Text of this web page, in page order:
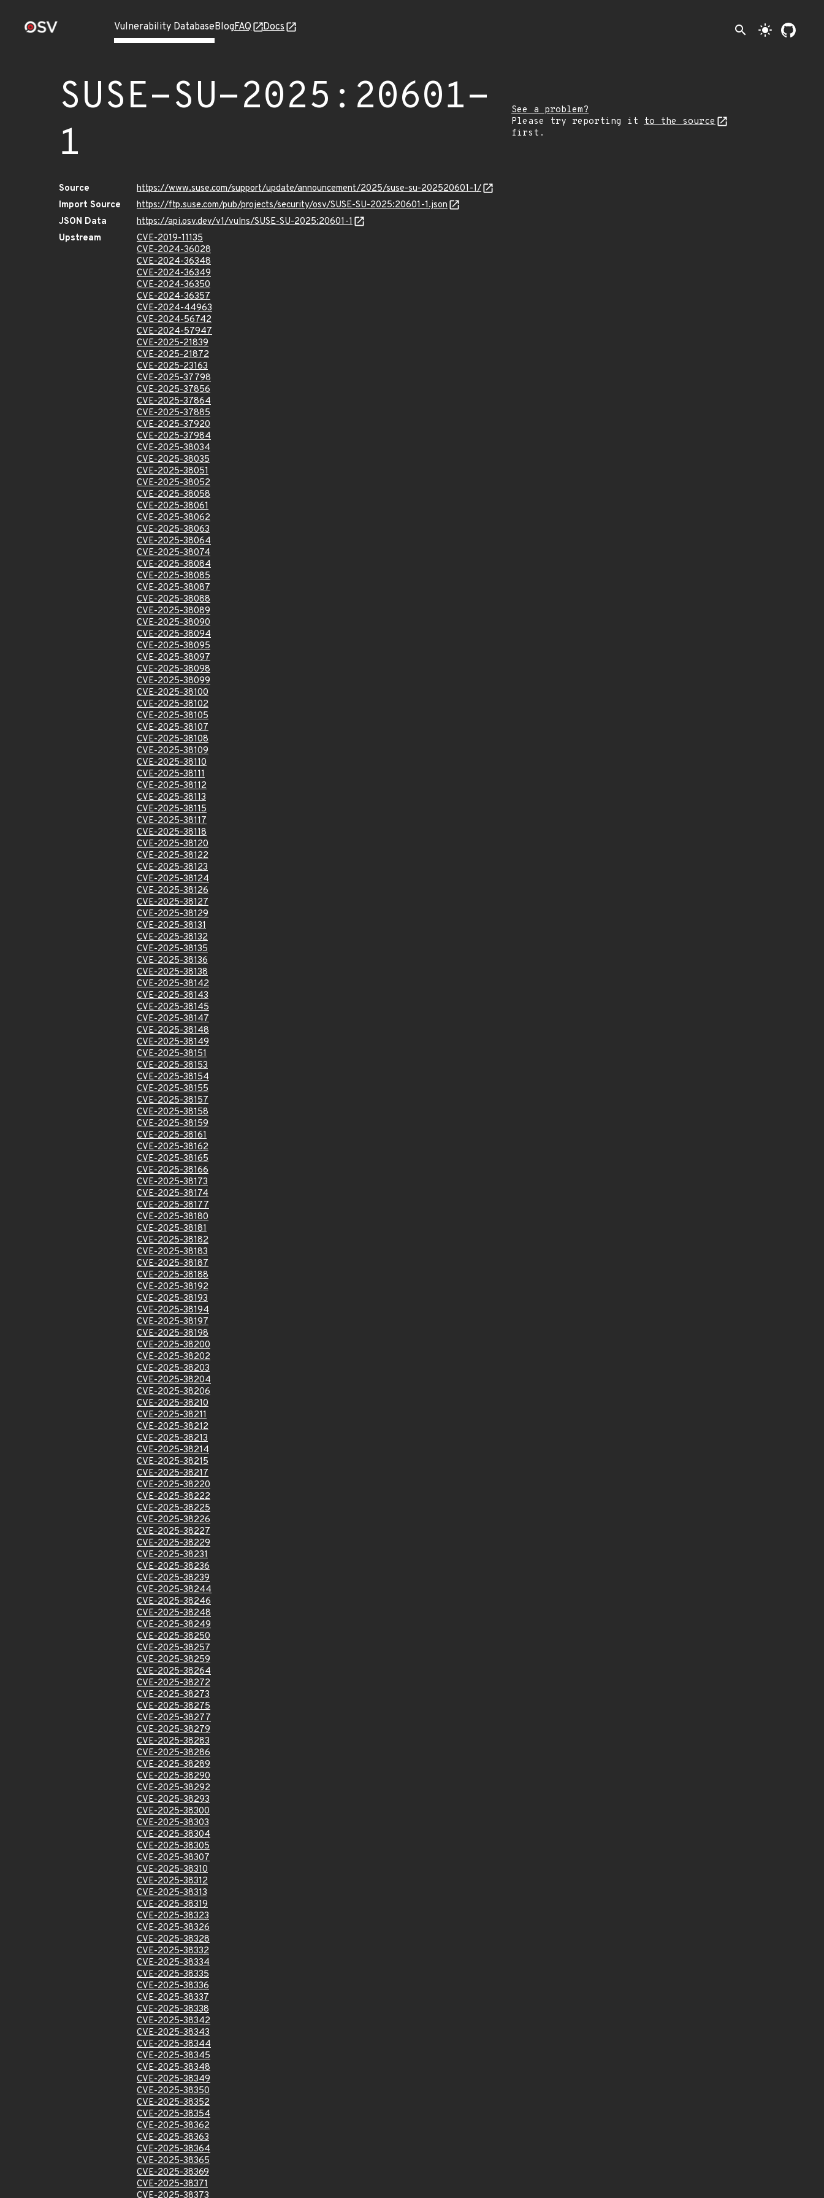
Vulnerability DatabaseBlogFAQ Docs search light_mode
SUSE-SU-2025:20601-
1
See a problem?
Please try reporting it
to the source
first.
Source
https://www.suse.com/support/update/announcement/2025/suse-su-202520601-1/
Import Source
https://ftp.suse.com/pub/projects/security/osv/SUSE-SU-2025:20601-1.json
JSON Data
https://api.osv.dev/v1/vulns/SUSE-SU-2025:20601-1
Upstream
CVE-2019-11135
CVE-2024-36028
CVE-2024-36348
CVE-2024-36349
CVE-2024-36350
CVE-2024-36357
CVE-2024-44963
CVE-2024-56742
CVE-2024-57947
CVE-2025-21839
CVE-2025-21872
CVE-2025-23163
CVE-2025-37798
CVE-2025-37856
CVE-2025-37864
CVE-2025-37885
CVE-2025-37920
CVE-2025-37984
CVE-2025-38034
CVE-2025-38035
CVE-2025-38051
CVE-2025-38052
CVE-2025-38058
CVE-2025-38061
CVE-2025-38062
CVE-2025-38063
CVE-2025-38064
CVE-2025-38074
CVE-2025-38084
CVE-2025-38085
CVE-2025-38087
CVE-2025-38088
CVE-2025-38089
CVE-2025-38090
CVE-2025-38094
CVE-2025-38095
CVE-2025-38097
CVE-2025-38098
CVE-2025-38099
CVE-2025-38100
CVE-2025-38102
CVE-2025-38105
CVE-2025-38107
CVE-2025-38108
CVE-2025-38109
CVE-2025-38110
CVE-2025-38111
CVE-2025-38112
CVE-2025-38113
CVE-2025-38115
CVE-2025-38117
CVE-2025-38118
CVE-2025-38120
CVE-2025-38122
CVE-2025-38123
CVE-2025-38124
CVE-2025-38126
CVE-2025-38127
CVE-2025-38129
CVE-2025-38131
CVE-2025-38132
CVE-2025-38135
CVE-2025-38136
CVE-2025-38138
CVE-2025-38142
CVE-2025-38143
CVE-2025-38145
CVE-2025-38147
CVE-2025-38148
CVE-2025-38149
CVE-2025-38151
CVE-2025-38153
CVE-2025-38154
CVE-2025-38155
CVE-2025-38157
CVE-2025-38158
CVE-2025-38159
CVE-2025-38161
CVE-2025-38162
CVE-2025-38165
CVE-2025-38166
CVE-2025-38173
CVE-2025-38174
CVE-2025-38177
CVE-2025-38180
CVE-2025-38181
CVE-2025-38182
CVE-2025-38183
CVE-2025-38187
CVE-2025-38188
CVE-2025-38192
CVE-2025-38193
CVE-2025-38194
CVE-2025-38197
CVE-2025-38198
CVE-2025-38200
CVE-2025-38202
CVE-2025-38203
CVE-2025-38204
CVE-2025-38206
CVE-2025-38210
CVE-2025-38211
CVE-2025-38212
CVE-2025-38213
CVE-2025-38214
CVE-2025-38215
CVE-2025-38217
CVE-2025-38220
CVE-2025-38222
CVE-2025-38225
CVE-2025-38226
CVE-2025-38227
CVE-2025-38229
CVE-2025-38231
CVE-2025-38236
CVE-2025-38239
CVE-2025-38244
CVE-2025-38246
CVE-2025-38248
CVE-2025-38249
CVE-2025-38250
CVE-2025-38257
CVE-2025-38259
CVE-2025-38264
CVE-2025-38272
CVE-2025-38273
CVE-2025-38275
CVE-2025-38277
CVE-2025-38279
CVE-2025-38283
CVE-2025-38286
CVE-2025-38289
CVE-2025-38290
CVE-2025-38292
CVE-2025-38293
CVE-2025-38300
CVE-2025-38303
CVE-2025-38304
CVE-2025-38305
CVE-2025-38307
CVE-2025-38310
CVE-2025-38312
CVE-2025-38313
CVE-2025-38319
CVE-2025-38323
CVE-2025-38326
CVE-2025-38328
CVE-2025-38332
CVE-2025-38334
CVE-2025-38335
CVE-2025-38336
CVE-2025-38337
CVE-2025-38338
CVE-2025-38342
CVE-2025-38343
CVE-2025-38344
CVE-2025-38345
CVE-2025-38348
CVE-2025-38349
CVE-2025-38350
CVE-2025-38352
CVE-2025-38354
CVE-2025-38362
CVE-2025-38363
CVE-2025-38364
CVE-2025-38365
CVE-2025-38369
CVE-2025-38371